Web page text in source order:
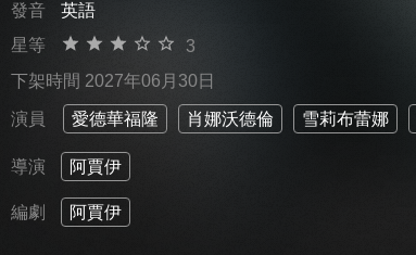
發音
英語
星等
3
下架時間 2027年06月30日
演員 愛德華福隆 肖娜沃德倫 雪莉布蕾娜
導演 阿賈伊
編劇 阿賈伊